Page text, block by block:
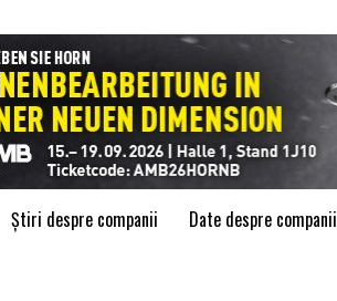
Știri despre companii Date despre companii